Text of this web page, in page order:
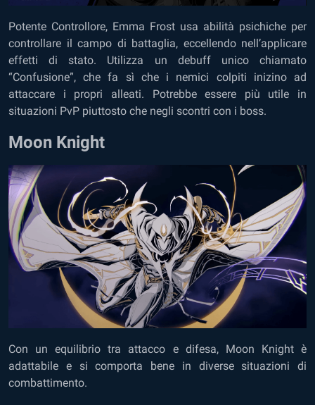
Potente Controllore, Emma Frost usa abilità psichiche per
controllare il campo di battaglia, eccellendo nell’applicare
effetti di stato. Utilizza un debuff unico chiamato
“Confusione”, che fa sì che i nemici colpiti inizino ad
attaccare i propri alleati. Potrebbe essere più utile in
situazioni PvP piuttosto che negli scontri con i boss.
Moon Knight
Con un equilibrio tra attacco e difesa, Moon Knight è
adattabile e si comporta bene in diverse situazioni di
combattimento.